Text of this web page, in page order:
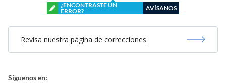
¿ENCONTRASTE UN
ERROR?
AVÍSANOS
Revisa nuestra página de correcciones
Síguenos en: